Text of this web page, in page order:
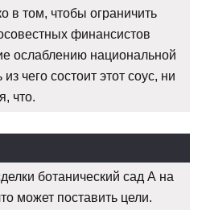
в том, чтобы ограничить
финансистов
ослаблению национальной
чего состоит этот соус, ни
что.
ботанический сад А на
может поставить цели.